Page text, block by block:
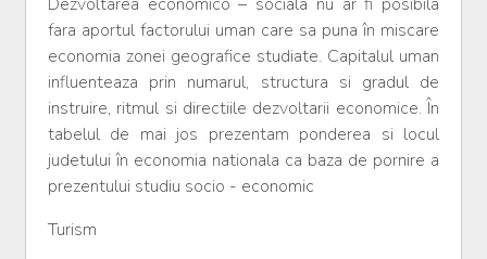
fara aportul factorului uman care sa puna în miscare
economia zonei geografice studiate. Capitalul uman
influenteaza prin numarul, structura si gradul de
instruire, ritmul si directiile dezvoltarii economice. În
tabelul de mai jos prezentam ponderea si locul
judetului în economia nationala ca baza de pornire a
prezentului studiu socio - economic
Turism